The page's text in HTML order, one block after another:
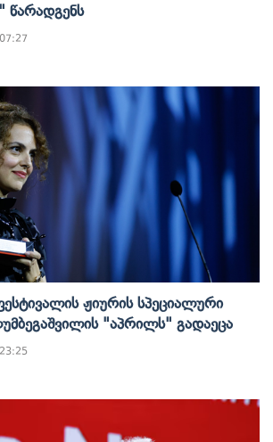
Წარადგენს
Ჟიურის Სპეციალური
"აპრილს" Გადაეცა